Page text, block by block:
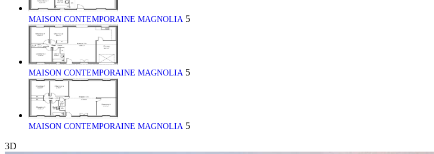
MAISON CONTEMPORAINE MAGNOLIA 5
MAISON CONTEMPORAINE MAGNOLIA 5
MAISON CONTEMPORAINE MAGNOLIA 5
3D